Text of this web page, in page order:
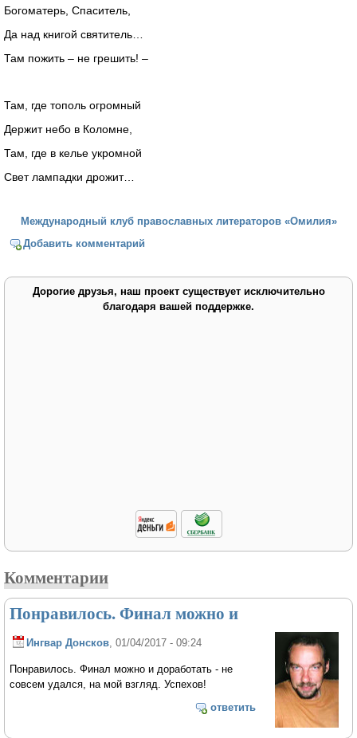
Богоматерь, Спаситель,
Да над книгой святитель…
Там пожить – не грешить! –
Там, где тополь огромный
Держит небо в Коломне,
Там, где в келье укромной
Свет лампадки дрожит…
Международный клуб православных литераторов «Омилия»
Добавить комментарий
Дорогие друзья, наш проект существует исключительно
благодаря вашей поддержке.
Комментарии
Понравилось. Финал можно и
Ингвар Донсков, 01/04/2017 - 09:24
Понравилось. Финал можно и доработать - не
совсем удался, на мой взгляд. Успехов!
ответить